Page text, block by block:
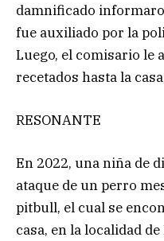
damnificado
fue auxiliado por la
Luego, el comisario le
recetados hasta la
RESONANTE
En 2022, una niña de
ataque de un perro
pitbull, el cual se
casa, en la localidad